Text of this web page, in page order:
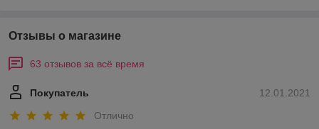
Отзывы о магазине
63 отзывов за всё время
12.01.2021
Покупатель
Отлично